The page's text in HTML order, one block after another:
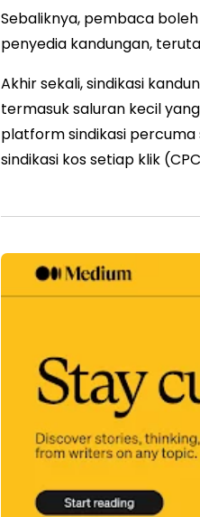
Sebaliknya, pembaca
penyedia kandungan,
Akhir sekali, sindikasi
termasuk saluran kecil
platform sindikasi percuma
sindikasi kos setiap klik